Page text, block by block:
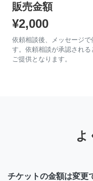
販売金額
¥2,000
依頼相談後、メッセージ
す。依頼相談が承認され
ご提供となります。
よ
チケットの金額は変更